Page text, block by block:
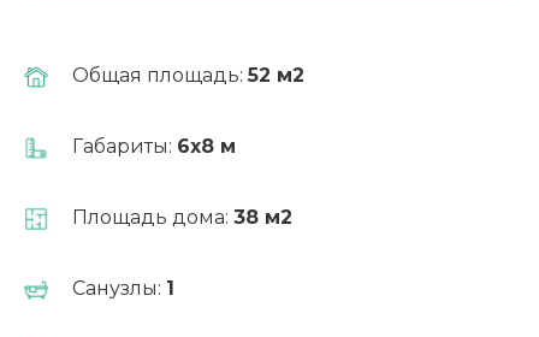
Общая площадь:52 м2
Габариты: 6х8 м
Площадь дома: 38 м2
Санузлы: 1
Выгодно!